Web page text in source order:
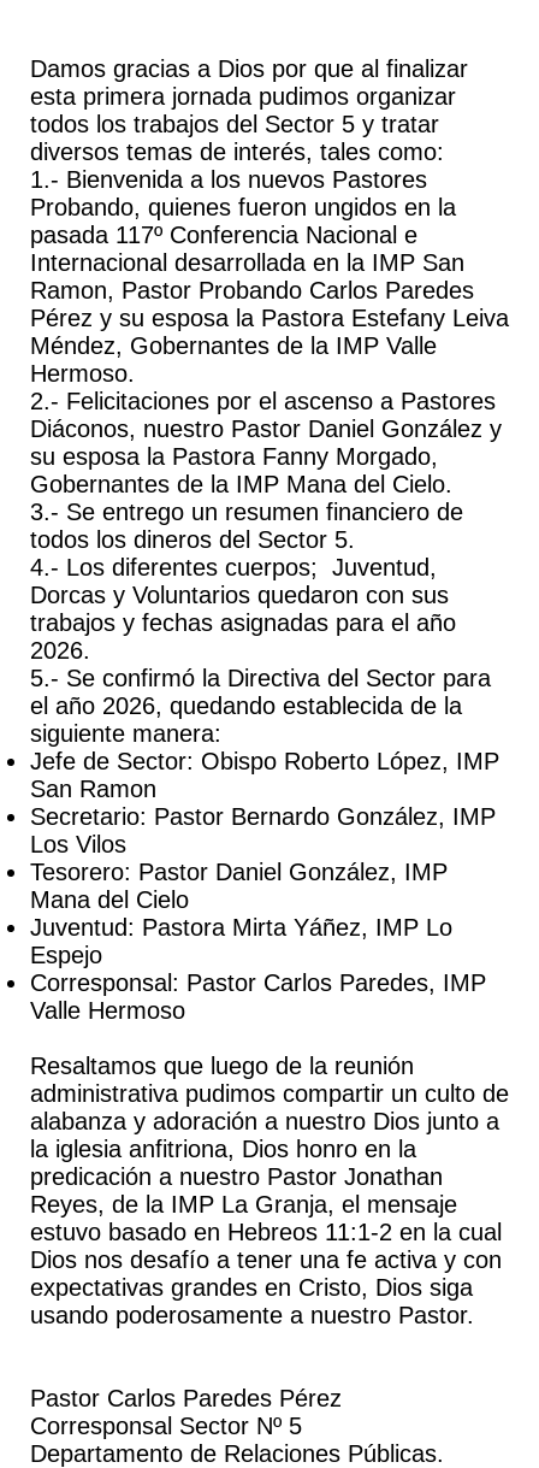
Damos gracias a Dios por que al finalizar
esta primera jornada pudimos organizar
todos los trabajos del Sector 5 y tratar
diversos temas de interés, tales como:
1.- Bienvenida a los nuevos Pastores
Probando, quienes fueron ungidos en la
pasada 117º Conferencia Nacional e
Internacional desarrollada en la IMP San
Ramon, Pastor Probando Carlos Paredes
Pérez y su esposa la Pastora Estefany Leiva
Méndez, Gobernantes de la IMP Valle
Hermoso.
2.- Felicitaciones por el ascenso a Pastores
Diáconos, nuestro Pastor Daniel González y
su esposa la Pastora Fanny Morgado,
Gobernantes de la IMP Mana del Cielo.
3.- Se entrego un resumen financiero de
todos los dineros del Sector 5.
4.- Los diferentes cuerpos; Juventud,
Dorcas y Voluntarios quedaron con sus
trabajos y fechas asignadas para el año
2026.
5.- Se confirmó la Directiva del Sector para
el año 2026, quedando establecida de la
siguiente manera:
Jefe de Sector: Obispo Roberto López, IMP
San Ramon
Secretario: Pastor Bernardo González, IMP
Los Vilos
Tesorero: Pastor Daniel González, IMP
Mana del Cielo
Juventud: Pastora Mirta Yáñez, IMP Lo
Espejo
Corresponsal: Pastor Carlos Paredes, IMP
Valle Hermoso
Resaltamos que luego de la reunión
administrativa pudimos compartir un culto de
alabanza y adoración a nuestro Dios junto a
la iglesia anfitriona, Dios honro en la
predicación a nuestro Pastor Jonathan
Reyes, de la IMP La Granja, el mensaje
estuvo basado en Hebreos 11:1-2 en la cual
Dios nos desafío a tener una fe activa y con
expectativas grandes en Cristo, Dios siga
usando poderosamente a nuestro Pastor.
Pastor Carlos Paredes Pérez
Corresponsal Sector Nº 5
Departamento de Relaciones Públicas.